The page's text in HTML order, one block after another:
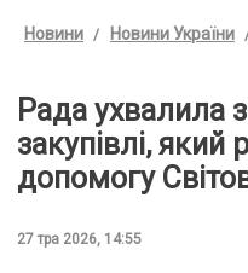
Новини Новини України
Рада ухвалила
закупівлі, який
допомогу
27 тра 2026, 14:55